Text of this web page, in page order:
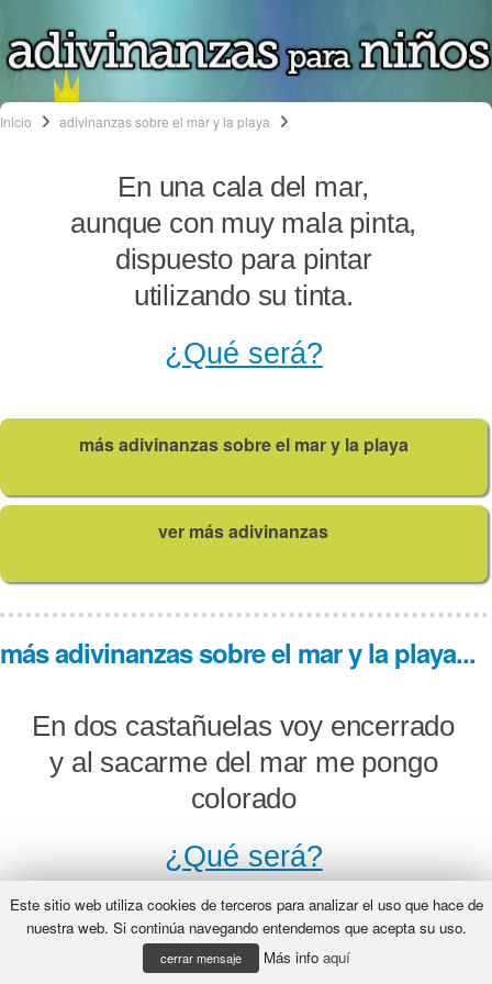
Inicio adivinanzas sobre el mar y la playa
En una cala del mar,
aunque con muy mala pinta,
dispuesto para pintar
utilizando su tinta.
¿Qué será?
más adivinanzas sobre el mar y la playa
ver más adivinanzas
más adivinanzas sobre el mar y la playa...
En dos castañuelas voy encerrado
y al sacarme del mar me pongo
colorado
¿Qué será?
Sobre la vaca, la «o», a que no lo
Este sitio web utiliza cookies de terceros para analizar el uso que hace de
nuestra web. Si continúa navegando entendemos que acepta su uso.
cerrar mensaje Más info aquí